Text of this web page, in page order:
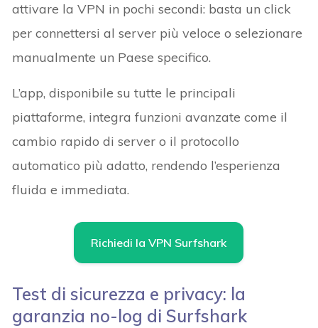
attivare la VPN in pochi secondi: basta un click
per connettersi al server più veloce o selezionare
manualmente un Paese specifico.
L’app, disponibile su tutte le principali
piattaforme, integra funzioni avanzate come il
cambio rapido di server o il protocollo
automatico più adatto, rendendo l’esperienza
fluida e immediata.
Richiedi la VPN Surfshark
Test di sicurezza e privacy: la
garanzia no-log di Surfshark